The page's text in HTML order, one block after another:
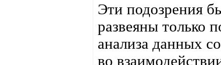
Эти подозрения
развеяны только
анализа данных
во